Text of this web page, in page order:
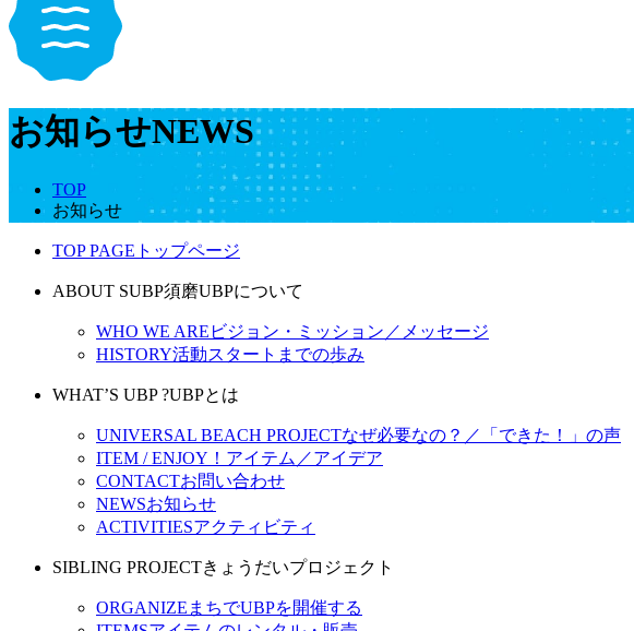
お知らせNEWS
TOP
お知らせ
TOP PAGE トップページ
ABOUT SUBP須磨UBPについて
WHO WE ARE ビジョン・ミッション／メッセージ
HISTORY活動スタートまでの歩み
WHAT’S UBP ?UBPとは
UNIVERSAL BEACH PROJECTなぜ必要なの？／「できた！」の声
ITEM / ENJOY！ アイテム／アイデア
CONTACTお問い合わせ
NEWSお知らせ
ACTIVITIESアクティビティ
SIBLING PROJECTきょうだいプロジェクト
ORGANIZE まちでUBPを開催する